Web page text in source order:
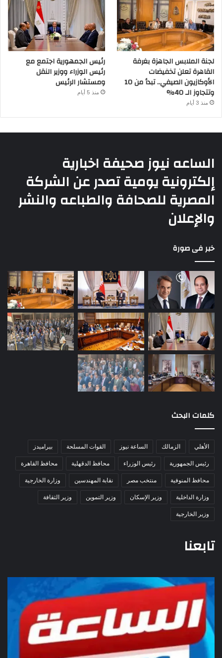
لجنة الملابس الجاهزة بغرفة
القاهرة تعلن تخفيضات
الأوكازيون الصيفي.. تبدأ من 10
وتتجاوز الـ 40%
منذ 3 أيام
رئيس الجمهورية اجتمع مع
رئيس الوزراء ووزير النقل
ومستشار الرئيس
منذ 5 أيام
الساعه نيوز صحيفة اخبارية
إلكترونية يومية تصدر عن الشركة
المصرية للصحافة والطباعه والنشر
والإعلان
خبر فى صورة
كلمات البحث
الأهلي الزمالك الساعة نيوز القوات المسلحة
بيراميدز
رئيس الجمهورية
رئيس الوزراء محافظ الدقهلية
محافظ القاهرة
محافظ المنوفية
منتخب مصر نقابة المهندسين
وزارة الخارجية
وزارة الداخلية
وزير الإسكان وزير التموين
وزير الثقافة
وزير الخارجية
تابعنا